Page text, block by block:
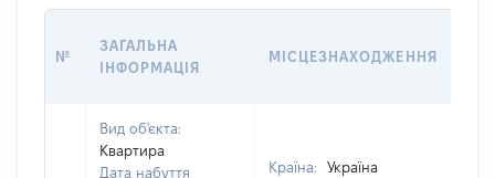
№
ЗАГАЛЬНА
ІНФОРМАЦІЯ
МІСЦЕЗНАХОДЖЕННЯ
Вид об'єкта:
Квартира
Дата набуття
Країна:
Україна